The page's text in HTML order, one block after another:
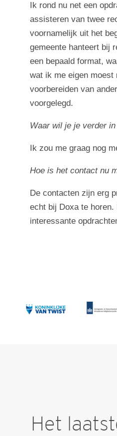
Ik rond nu net een
assisteren van twee
voornamelijk uit het
gemeente hanteert bij
een bepaald format,
wat ik me eigen moest
voorbereiden van
voorgelegd.
Waar wil je je verder
Ik zou me graag nog
Hoe is het contact nu
De contacten zijn erg
echt bij Doxa te
interessante
Het